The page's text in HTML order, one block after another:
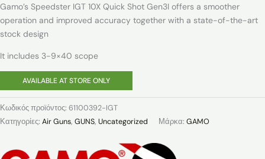
Gamo’s Speedster IGT 10X Quick Shot Gen3I offers a smoother
operation and improved accuracy together with a state-of-the-art
stock design
It includes 3-9×40 scope
AVAILABLE AT STORE ONLY
Κωδικός προϊόντος: 61100392-IGT
Κατηγορίες: Air Guns, GUNS, Uncategorized Μάρκα: GAMO